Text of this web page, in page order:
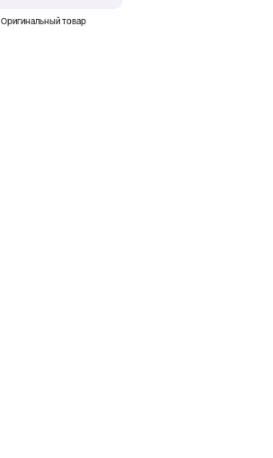
Оригинальный товар